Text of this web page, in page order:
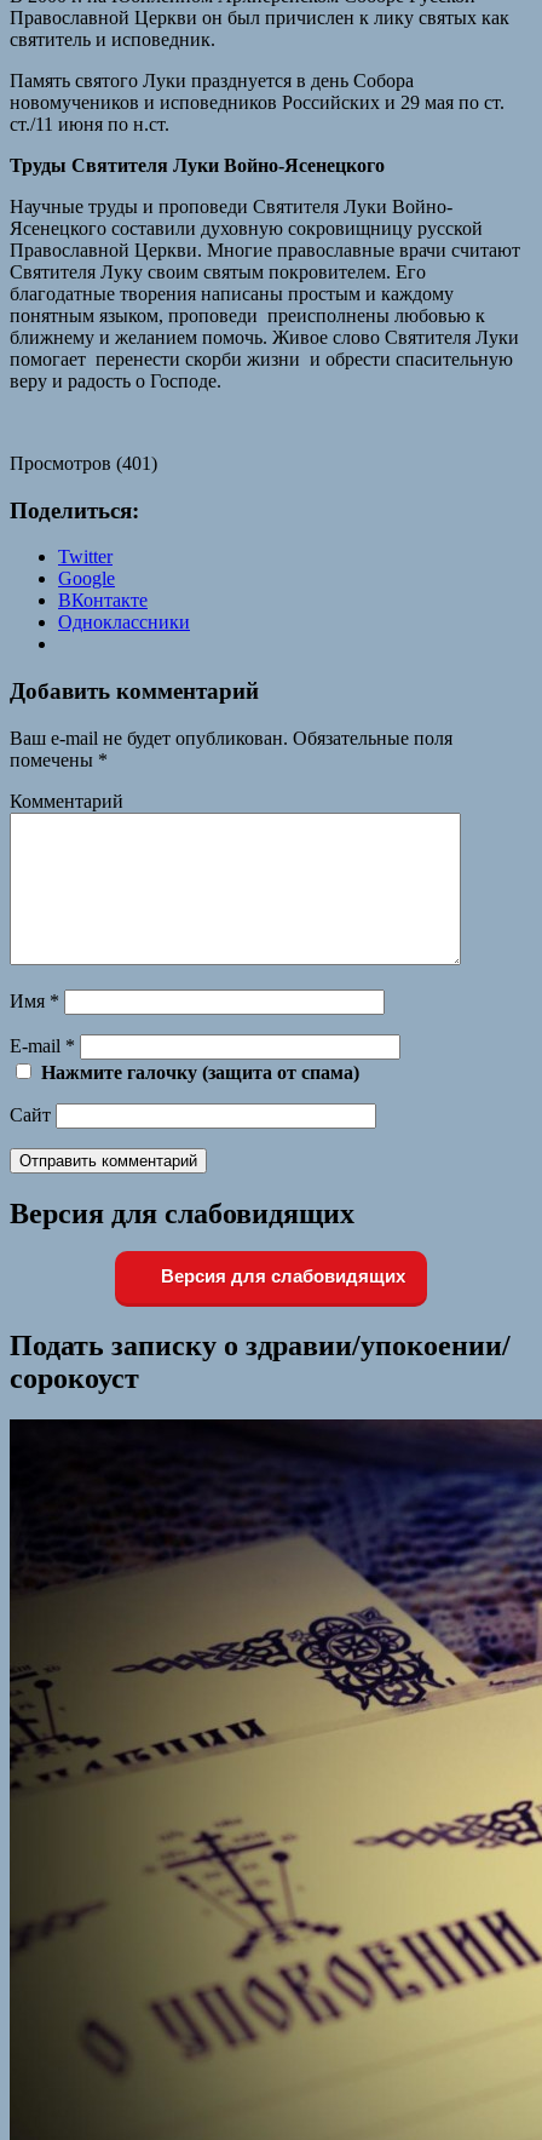
Православной Церкви он был причислен к лику святых как
святитель и исповедник.
Память святого Луки празднуется в день Собора
новомучеников и исповедников Российских и 29 мая по ст.
ст./11 июня по н.ст.
Труды Святителя Луки Войно-Ясенецкого
Научные труды и проповеди Святителя Луки Войно-
Ясенецкого составили духовную сокровищницу русской
Православной Церкви. Многие православные врачи считают
Святителя Луку своим святым покровителем. Его
благодатные творения написаны простым и каждому
понятным языком, проповеди преисполнены любовью к
ближнему и желанием помочь. Живое слово Святителя Луки
помогает перенести скорби жизни и обрести спасительную
веру и радость о Господе.
Просмотров (401)
Поделиться:
Twitter
Google
ВКонтакте
Одноклассники
Добавить комментарий
Ваш e-mail не будет опубликован. Обязательные поля
помечены *
Комментарий
Имя *
E-mail *
Нажмите галочку (защита от спама)
Сайт
Версия для слабовидящих
Версия для слабовидящих
Подать записку о здравии/упокоении/
сорокоуст